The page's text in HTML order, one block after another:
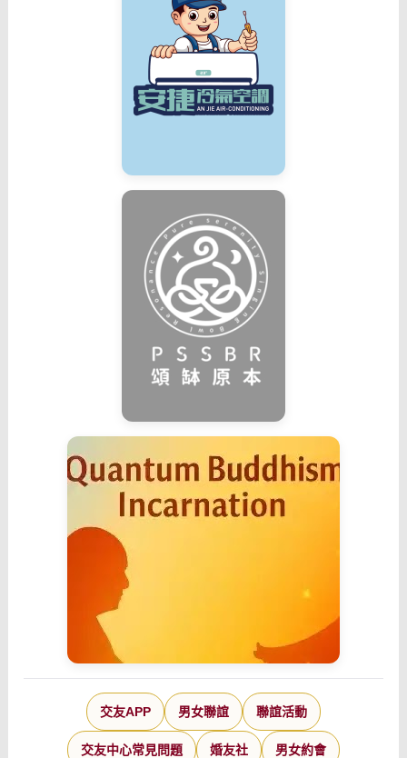
交友APP 男女聯誼 聯誼活動
交友中心常見問題 婚友社 男女約會